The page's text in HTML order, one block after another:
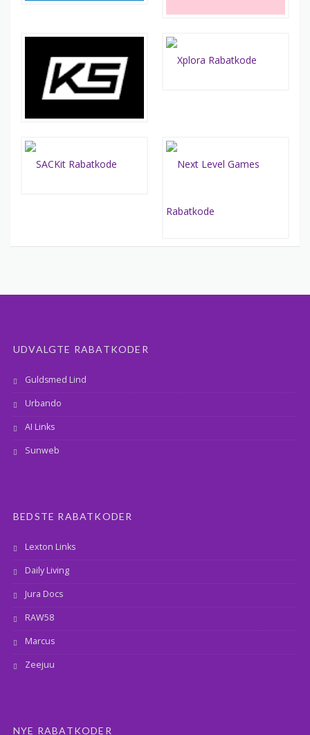
UDVALGTE RABATKODER
Guldsmed Lind
Urbando
AI Links
Sunweb
BEDSTE RABATKODER
Lexton Links
Daily Living
Jura Docs
RAW58
Marcus
Zeejuu
NYE RABATKODER